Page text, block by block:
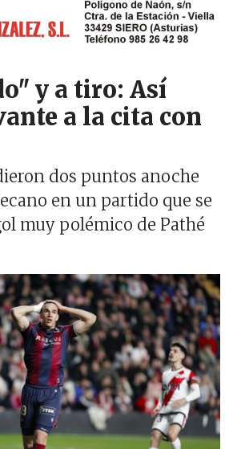
y a tiro: Así
a la cita con
dos puntos anoche
en un partido que se
muy polémico de Pathé